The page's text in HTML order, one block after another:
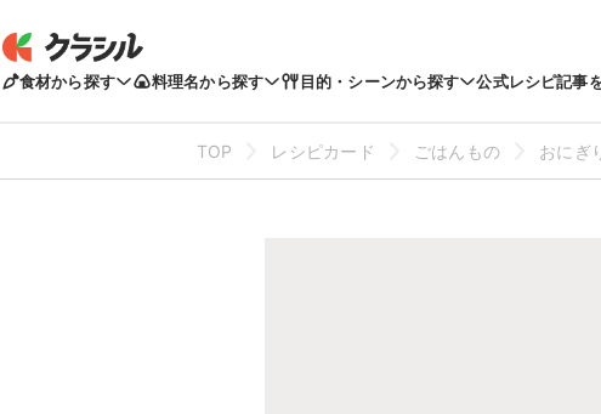
食材から探す 料理名から探す 目的・シーンから探す 公式レシピ記事
TOP レシピカード ごはんもの おにぎ